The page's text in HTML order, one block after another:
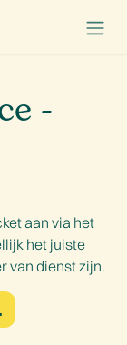
-
aan via het
het juiste
van dienst zijn.